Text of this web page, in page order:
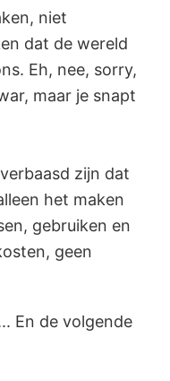
niet
dat de wereld
Eh, nee, sorry,
maar je snapt
zijn dat
het maken
gebruiken en
geen
En de volgende